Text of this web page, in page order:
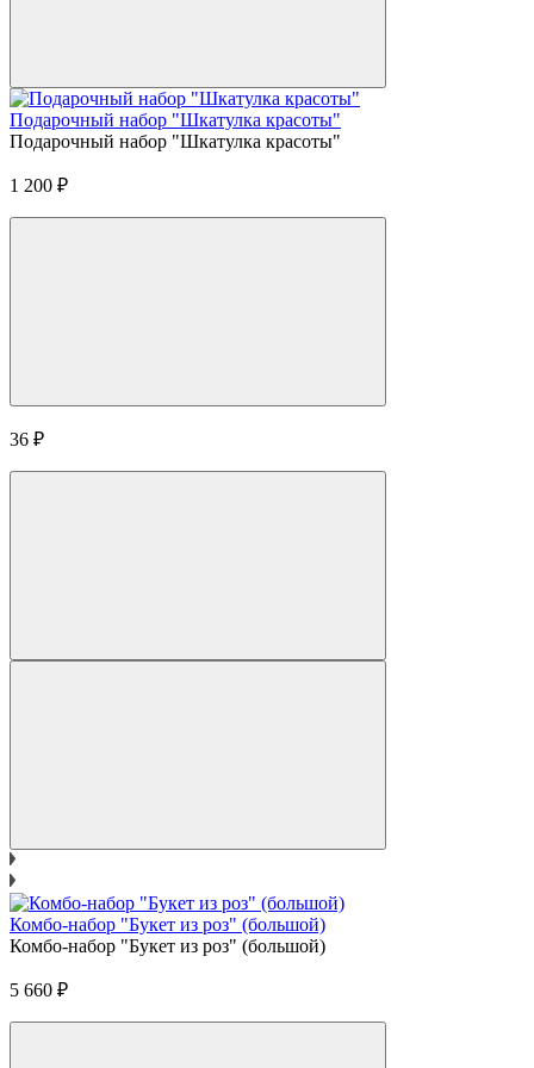
Подарочный набор "Шкатулка красоты"
Подарочный набор "Шкатулка красоты"
1 200 ₽
36 ₽
Комбо-набор "Букет из роз" (большой)
Комбо-набор "Букет из роз" (большой)
5 660 ₽